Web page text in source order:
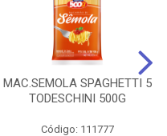
MAC.SEMOLA SPAGHETTI 5
TODESCHINI 500G
Código: 111777